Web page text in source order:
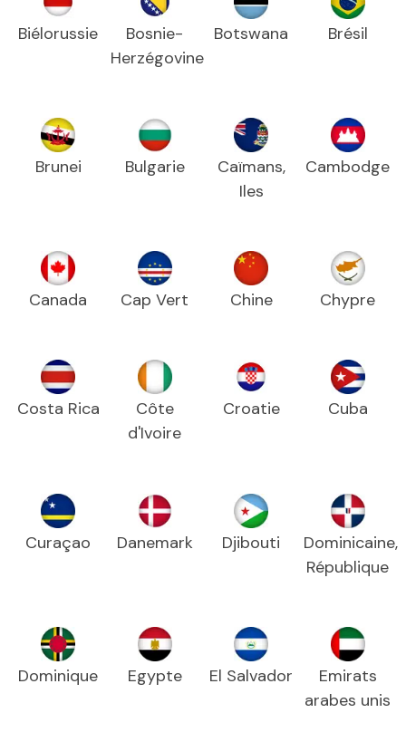
Biélorussie
Bosnie-
Herzégovine
Botswana Brésil
Brunei Bulgarie
Caïmans,
Iles
Cambodge
Canada Cap Vert Chine Chypre
Costa Rica
Côte
d'Ivoire
Croatie Cuba
Curaçao Danemark Djibouti
Dominicaine,
République
Dominique Egypte El Salvador
Emirats
arabes unis